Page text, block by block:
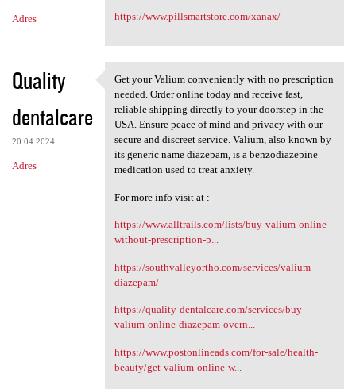
Adres https://www.pillsmartstore.com/xanax/
Quality
dentalcare
20.04.2024
Adres
Get your Valium conveniently
Get your Valium conveniently with no prescription
needed. Order online today and receive fast,
reliable shipping directly to your doorstep in the
USA. Ensure peace of mind and privacy with our
secure and discreet service. Valium, also known by
its generic name diazepam, is a benzodiazepine
medication used to treat anxiety.
For more info visit at :
https://www.alltrails.com/lists/buy-valium-online-
without-prescription-p...
https://southvalleyortho.com/services/valium-
diazepam/
https://quality-dentalcare.com/services/buy-
valium-online-diazepam-overn...
https://www.postonlineads.com/for-sale/health-
beauty/get-valium-online-w...